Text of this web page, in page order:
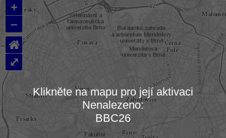
Načítám mapu…
+
–
⌂
⤢
Klikněte na mapu pro její aktivaci
Nenalezeno:
BBC26